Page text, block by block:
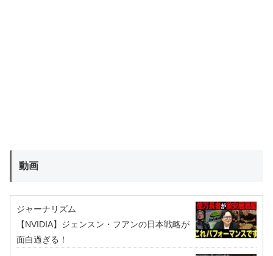
動画
ジャーナリズム
【NVIDIA】ジェンスン・フアンの日本戦略が
面白過ぎる！